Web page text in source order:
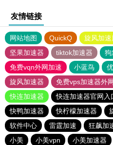
友情链接
网站地图 QuickQ 旋风加速
坚果加速器
tiktok加速器
狗
免费vqn外网加速
小蓝鸟
旋风加速器
免费vps加速器外
快连加速器
快连加速器官网入
快鸭加速器
快柠檬加速器
软件中心
雷霆加速 狂飙加
小美
小美vpn 小美加速器